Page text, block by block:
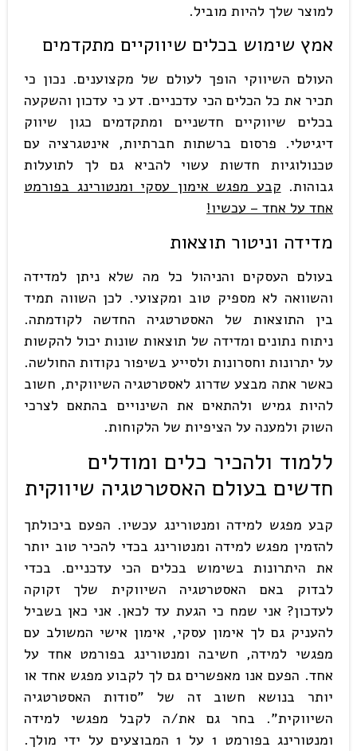
למוצר שלך להיות מוביל.
אמץ שימוש בכלים שיווקיים מתקדמים
העולם השיווקי הופך לעולם של מקצוענים. נכון כי
תכיר את כל הכלים הכי עדכניים. דע כי עדכון והשקעה
בכלים שיווקיים חדשניים ומתקדמים כגון שיווק
דיגיטלי. פרסום ברשתות חברתיות, אינטגרציה עם
טכנולוגיות חדשות עשוי להביא גם לך לתועלות
גבוהות. קבע מפגש אימון עסקי ומנטורינג בפורמט
אחד על אחד – עכשיו!
מדידה וניטור תוצאות
בעולם העסקים והניהול כל מה שלא ניתן למדידה
והשוואה לא מספיק טוב ומקצועי. לכן השווה תמיד
בין התוצאות של האסטרטגיה החדשה לקודמתה.
ניתוח נתונים ומדידה של תוצאות שונות יכול להקשות
על יתרונות וחסרונות ולסייע בשיפור נקודות החולשה.
כאשר אתה מבצע שדרוג לאסטרטגיה השיווקית, חשוב
להיות גמיש ולהתאים את השינויים בהתאם לצרכי
השוק ולמענה על הציפיות של הלקוחות.
ללמוד ולהכיר כלים ומודלים
חדשים בעולם האסטרטגיה שיווקית
קבע מפגש למידה ומנטורינג עכשיו. הפעם ביכולתך
להזמין מפגש למידה ומנטורינג בכדי להכיר טוב יותר
את היתרונות בשימוש בכלים הכי עדכניים. בכדי
לבדוק באם האסטרטגיה השיווקית שלך זקוקה
לעדכון? אני שמח כי הגעת עד לכאן. אני כאן בשביל
להעניק גם לך אימון עסקי, אימון אישי המשולב עם
מפגשי למידה, חשיבה ומנטורינג בפורמט אחד על
אחד. הפעם אנו מאפשרים גם לך לקבוע מפגש אחד או
יותר בנושא חשוב זה של "סודות האסטרטגיה
השיווקית". בחר גם את/ה לקבל מפגשי למידה
ומנטורינג בפורמט 1 על 1 המבוצעים על ידי מולך.